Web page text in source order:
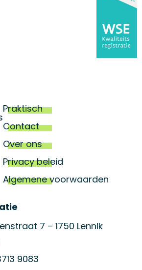
Praktisch
Contact
Over ons
Privacy beleid
Algemene voorwaarden
7 – 1750 Lennik
9083